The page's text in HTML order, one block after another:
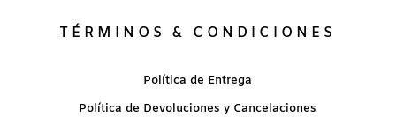
TÉRMINOS & CONDICIONES
Política de Entrega
Política de Devoluciones y Cancelaciones